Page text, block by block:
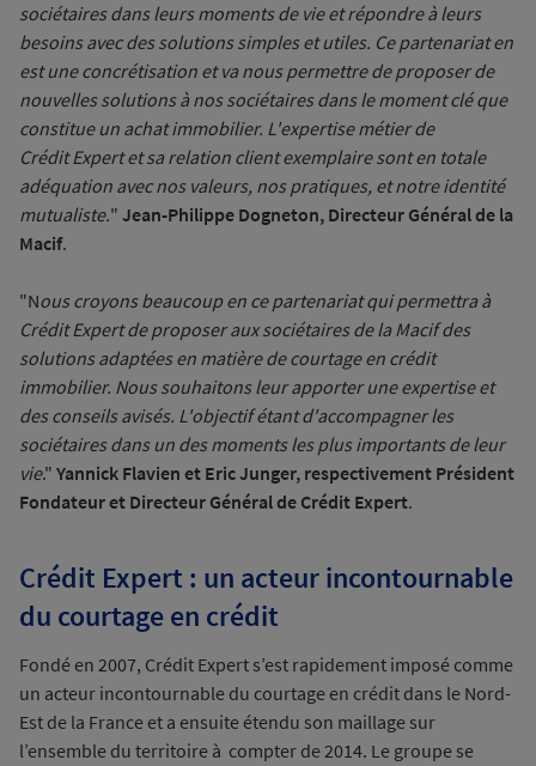
sociétaires dans leurs moments de vie et répondre à leurs
besoins avec des solutions simples et utiles. Ce partenariat en
est une concrétisation et va nous permettre de proposer de
nouvelles solutions à nos sociétaires dans le moment clé que
constitue un achat immobilier. L'expertise métier de
Crédit Expert et sa relation client exemplaire sont en totale
adéquation avec nos valeurs, nos pratiques, et notre identité
mutualiste." Jean-Philippe Dogneton, Directeur Général de la
Macif.
"Nous croyons beaucoup en ce partenariat qui permettra à
Crédit Expert de proposer aux sociétaires de la Macif des
solutions adaptées en matière de courtage en crédit
immobilier. Nous souhaitons leur apporter une expertise et
des conseils avisés. L'objectif étant d'accompagner les
sociétaires dans un des moments les plus importants de leur
vie." Yannick Flavien et Eric Junger, respectivement Président
Fondateur et Directeur Général de Crédit Expert.
Crédit Expert : un acteur incontournable
du courtage en crédit
Fondé en 2007, Crédit Expert s’est rapidement imposé comme
un acteur incontournable du courtage en crédit dans le Nord-
Est de la France et a ensuite étendu son maillage sur
l’ensemble du territoire à compter de 2014. Le groupe se